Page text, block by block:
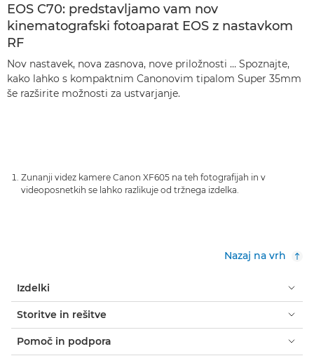
EOS C70: predstavljamo vam nov
kinematografski fotoaparat EOS z nastavkom
RF
Nov nastavek, nova zasnova, nove priložnosti … Spoznajte,
kako lahko s kompaktnim Canonovim tipalom Super 35mm
še razširite možnosti za ustvarjanje.
Zunanji videz kamere Canon XF605 na teh fotografijah in v
videoposnetkih se lahko razlikuje od tržnega izdelka.
Nazaj na vrh
Izdelki
Storitve in rešitve
Pomoč in podpora